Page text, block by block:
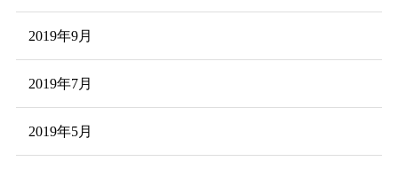
2019年9月
2019年7月
2019年5月